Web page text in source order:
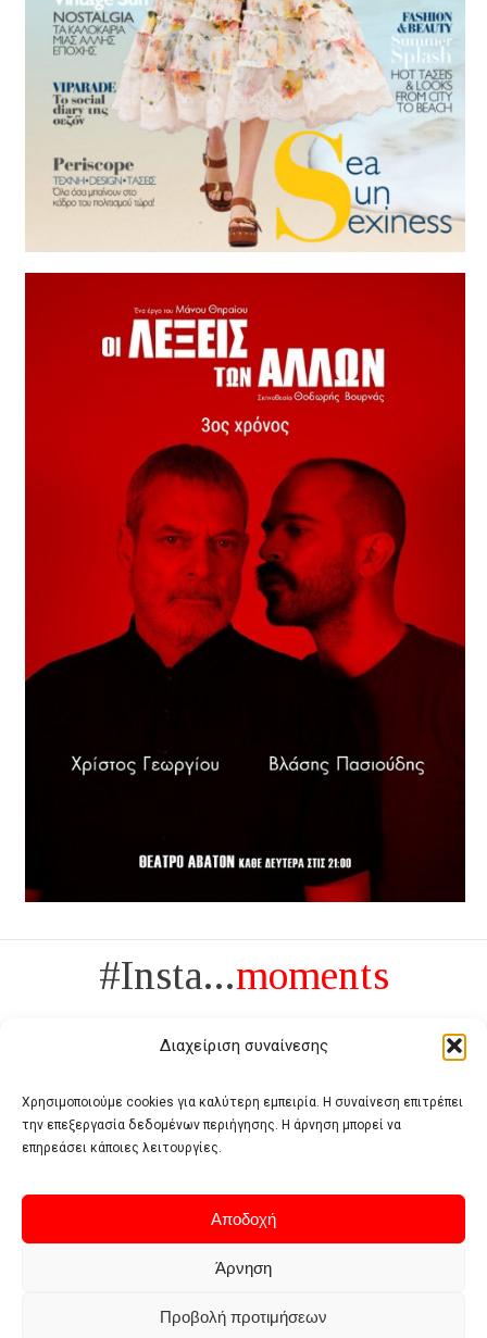
Διαχείριση συναίνεσης
Χρησιμοποιούμε cookies για καλύτερη εμπειρία. Η συναίνεση επιτρέπει
την επεξεργασία δεδομένων περιήγησης. Η άρνηση μπορεί να
επηρεάσει κάποιες λειτουργίες.
Αποδοχή
Άρνηση
Προβολή προτιμήσεων
#Insta...moments
Πολυτέλεια δεν είναι το αντίθετο της ανέχειας, είναι το αντίθετο της
Terms of use Privacy policy Cookie policy